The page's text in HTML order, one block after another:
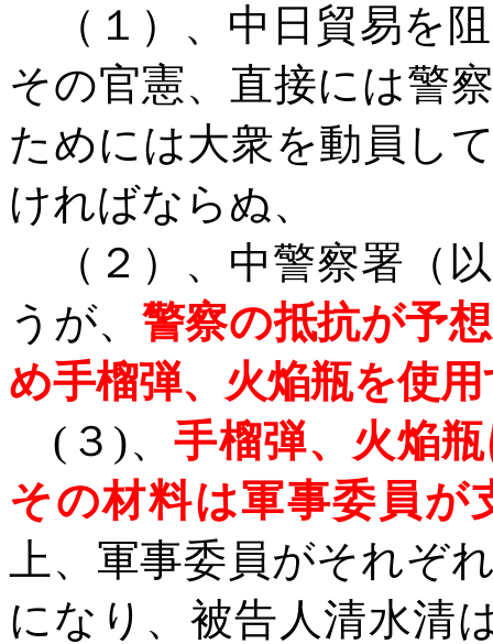
（１）、中日貿易を
その官憲、直接には警
ためには大衆を動員し
ければならぬ、
（２）、中警察署（
うが、 警察の抵抗が予
め手榴弾、火焔瓶を使
( ３ )、手榴弾、火焔
その材料は軍事委員が
上、軍事委員がそれぞ
になり、被告人清水清